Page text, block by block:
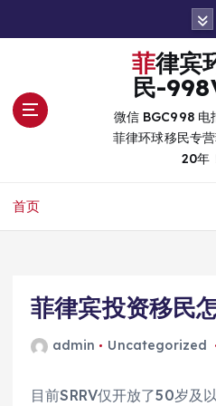
菲律宾环球移
民-
微信 BGC998 电
菲律环球移民专
20年
首页
菲律宾投资移民
admin Uncategorized
目前SRRV仅开放了50岁及